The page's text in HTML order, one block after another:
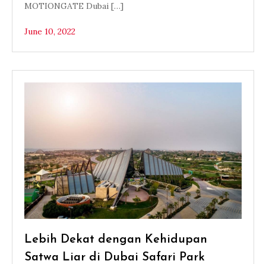
MOTIONGATE Dubai […]
June 10, 2022
Lebih Dekat dengan Kehidupan
Satwa Liar di Dubai Safari Park